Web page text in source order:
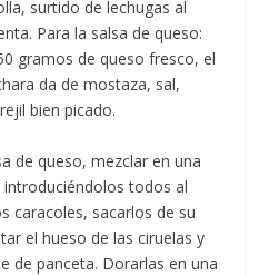
surtido de lechugas al
Para la salsa de queso:
gramos de queso fresco, el
da de mostaza, sal,
bien picado.
de queso, mezclar en una
todos al
caracoles, sacarlos de su
el hueso de las ciruelas y
de panceta. Dorarlas en una